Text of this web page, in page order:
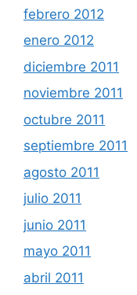
febrero 2012
enero 2012
diciembre 2011
noviembre 2011
octubre 2011
septiembre 2011
agosto 2011
julio 2011
junio 2011
mayo 2011
abril 2011